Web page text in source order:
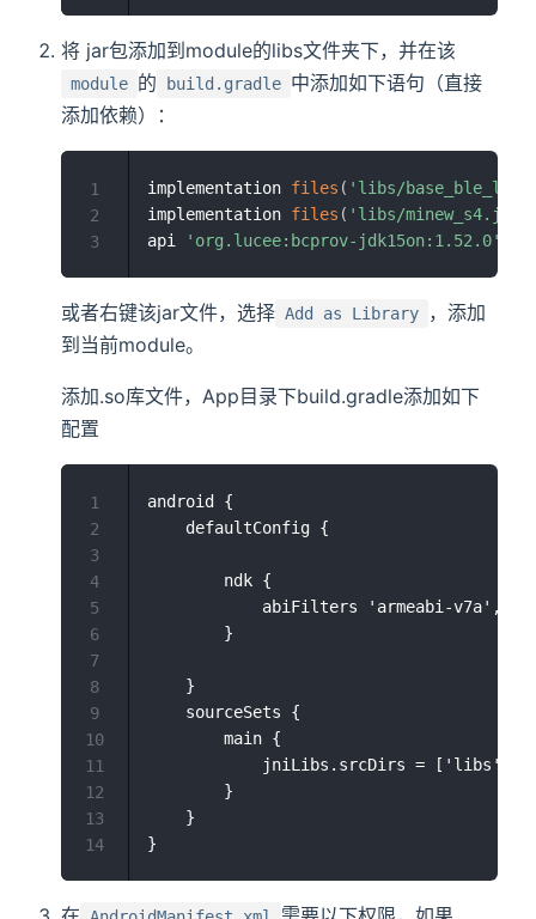
将 jar包添加到module的libs文件夹下，并在该
module 的 build.gradle 中添加如下语句（直接
添加依赖）：
implementation files ( 'libs/
implementation files ( 'libs/minew_s4.jar'
api
'org.lucee:bcprov-jdk15on:1.52.0'
1
2
3
或者右键该jar文件，选择 Add as Library
，添加
到当前module。
添加.so库文件，App目录下build.gradle添加如下
配置
android {
    defaultConfig {
        ndk {
abiFilters 'armeabi-
        }
    }
    sourceSets {
        main {
            jniLibs.srcDirs = ['libs']
        }
    }
1
2
3
4
5
6
7
8
9
10
11
12
13
14